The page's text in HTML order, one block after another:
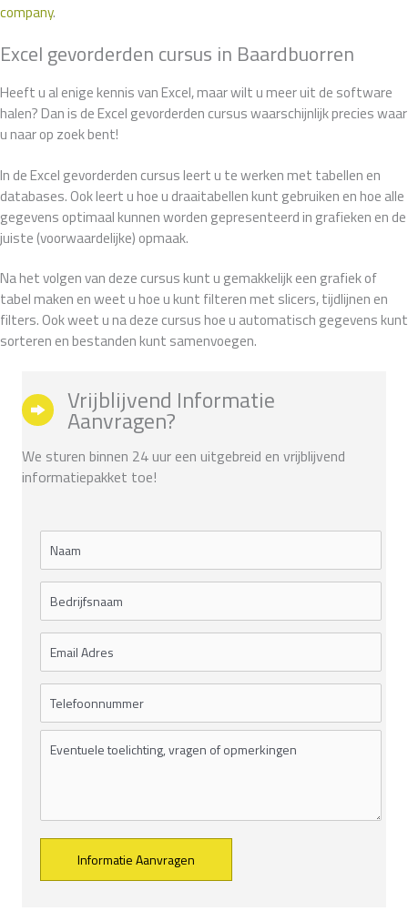
company.
Excel gevorderden cursus in Baardbuorren
Heeft u al enige kennis van Excel, maar wilt u meer uit de software
halen? Dan is de Excel gevorderden cursus waarschijnlijk precies waar
u naar op zoek bent!
In de Excel gevorderden cursus leert u te werken met tabellen en
databases. Ook leert u hoe u draaitabellen kunt gebruiken en hoe alle
gegevens optimaal kunnen worden gepresenteerd in grafieken en de
juiste (voorwaardelijke) opmaak.
Na het volgen van deze cursus kunt u gemakkelijk een grafiek of
tabel maken en weet u hoe u kunt filteren met slicers, tijdlijnen en
filters. Ook weet u na deze cursus hoe u automatisch gegevens kunt
sorteren en bestanden kunt samenvoegen.
Vrijblijvend Informatie
Aanvragen?
We sturen binnen 24 uur een uitgebreid en vrijblijvend
informatiepakket toe!